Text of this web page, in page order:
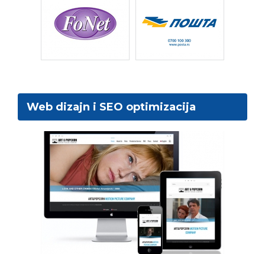
Web dizajn i SEO optimizacija